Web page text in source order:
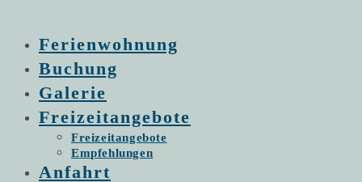
Ferienwohnung
Buchung
Galerie
Freizeitangebote
Freizeitangebote
Empfehlungen
Anfahrt